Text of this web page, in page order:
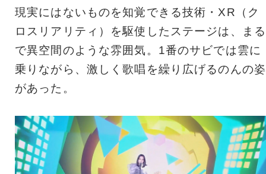
現実にはないものを知覚できる技術・XR（ク
ロスリアリティ）を駆使したステージは、まる
で異空間のような雰囲気。1番のサビでは雲に
乗りながら、激しく歌唱を繰り広げるのんの姿
があった。